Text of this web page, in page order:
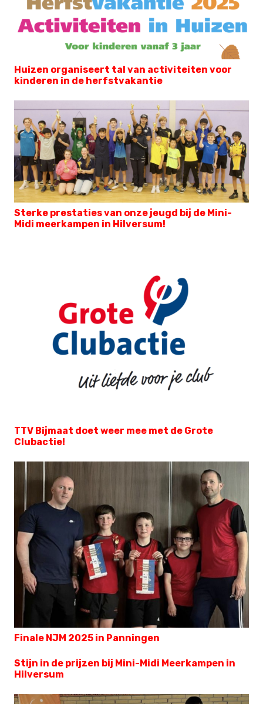
Huizen organiseert tal van activiteiten voor
kinderen in de herfstvakantie
Sterke prestaties van onze jeugd bij de Mini-
Midi meerkampen in Hilversum!
TTV Bijmaat doet weer mee met de Grote
Clubactie!
Finale NJM 2025 in Panningen
Stijn in de prijzen bij Mini-Midi Meerkampen in
Hilversum